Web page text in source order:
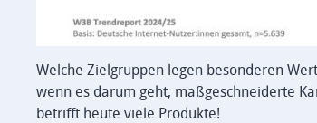
Welche Zielgruppen legen besonderen
wenn es darum geht, maßgeschneiderte
betrifft heute viele Produkte!